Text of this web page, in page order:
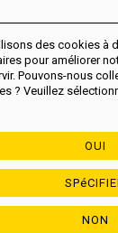
des cookies à
pour améliorer
Pouvons-nous
? Veuillez
OUI
NON